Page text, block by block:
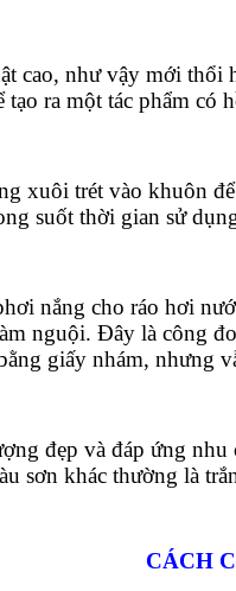
cao, như vậy mới
ra một tác phẩm có
xuôi trét vào khuôn
suốt thời gian sử
nắng cho ráo hơi
nguội. Đây là công
giấy nhám, nhưng
đẹp và đáp ứng
sơn khác thường là
CÁCH